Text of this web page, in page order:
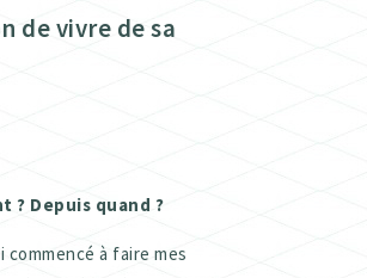
de vivre de sa
? Depuis quand ?
à faire mes